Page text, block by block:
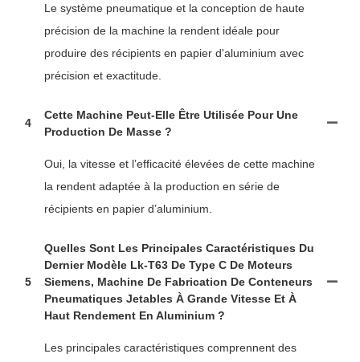
Le système pneumatique et la conception de haute
précision de la machine la rendent idéale pour
produire des récipients en papier d'aluminium avec
précision et exactitude.
4
Cette Machine Peut-Elle Être Utilisée Pour Une
Production De Masse ?
Oui, la vitesse et l’efficacité élevées de cette machine
la rendent adaptée à la production en série de
récipients en papier d’aluminium.
5
Quelles Sont Les Principales Caractéristiques Du
Dernier Modèle Lk-T63 De Type C De Moteurs
Siemens, Machine De Fabrication De Conteneurs
Pneumatiques Jetables À Grande Vitesse Et À
Haut Rendement En Aluminium ?
Les principales caractéristiques comprennent des